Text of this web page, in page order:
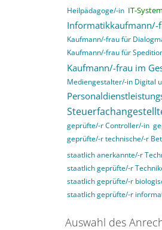
Heilpädagoge/-in IT-
Informatikkaufmann/-
Kaufmann/-frau für
Kaufmann/-frau für
Kaufmann/-frau im
Mediengestalter/-in Digital
geprüfte/-r Controller/-in
geprüfte/-r technische/-r
staatlich anerkannte/-r
staatlich geprüfte/-r
staatlich geprüfte/-r
staatlich geprüfte/-r
Auswahl des